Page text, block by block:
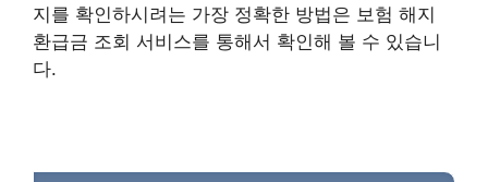
지를 확인하시려는 가장 정확한 방법은 보험 해지
환급금 조회 서비스를 통해서 확인해 볼 수 있습니
다.